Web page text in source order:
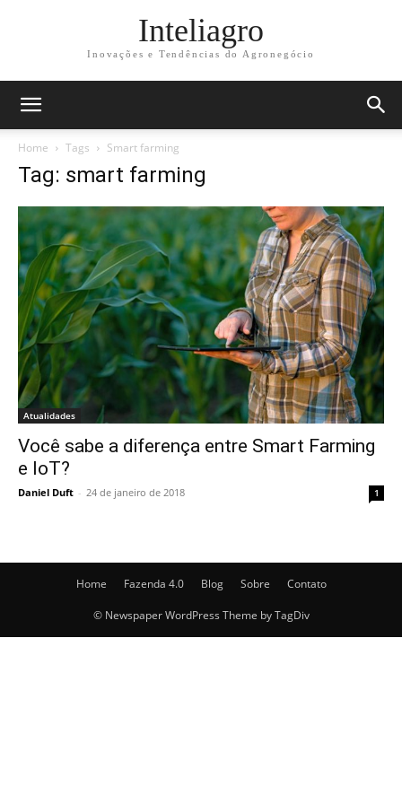
Inteliagro
Inovações e Tendências do Agronegócio
Home Tags Smart farming
Tag: smart farming
Atualidades
Você sabe a diferença entre Smart Farming
e IoT?
Daniel Duft - 24 de janeiro de 2018 1
Home Fazenda 4.0 Blog Sobre Contato
© Newspaper WordPress Theme by TagDiv